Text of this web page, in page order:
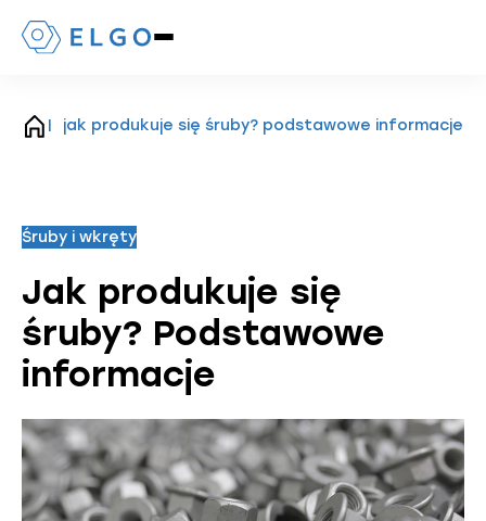
Naciśnij,
zamknąć
stronajak produkuje się śruby? podstawowe informacje
Śruby i wkręty
Jak produkuje się
śruby? Podstawowe
informacje